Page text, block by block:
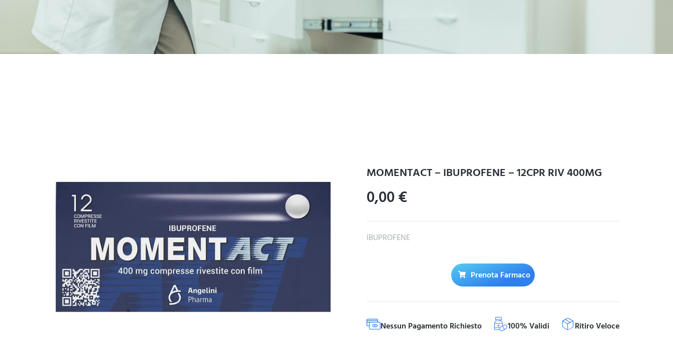
MOMENTACT – IBUPROFENE – 12CPR RIV 400MG
0,00€
IBUPROFENE
Prenota Farmaco
Nessun Pagamento Richiesto 100% Validi Ritiro Veloce